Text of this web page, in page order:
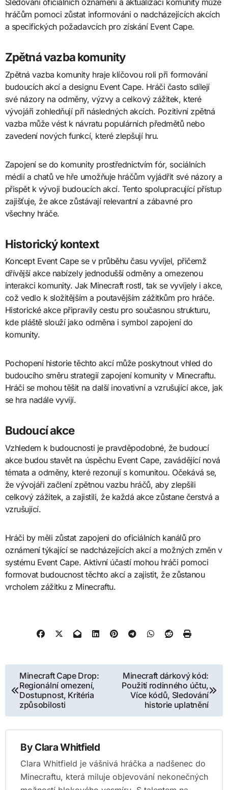
Sledování oficiálních oznámení a aktualizací komunity může
hráčům pomoci zůstat informováni o nadcházejících akcích
a specifických požadavcích pro získání Event Cape.
Zpětná vazba komunity
Zpětná vazba komunity hraje klíčovou roli při formování
budoucích akcí a designu Event Cape. Hráči často sdílejí
své názory na odměny, výzvy a celkový zážitek, které
vývojáři zohledňují při následných akcích. Pozitivní zpětná
vazba může vést k návratu populárních předmětů nebo
zavedení nových funkcí, které zlepšují hru.
Zapojení se do komunity prostřednictvím fór, sociálních
médií a chatů ve hře umožňuje hráčům vyjádřit své názory a
přispět k vývoji budoucích akcí. Tento spolupracující přístup
zajišťuje, že akce zůstávají relevantní a zábavné pro
všechny hráče.
Historický kontext
Koncept Event Cape se v průběhu času vyvíjel, přičemž
dřívější akce nabízely jednodušší odměny a omezenou
interakci komunity. Jak Minecraft rostl, tak se vyvíjely i akce,
což vedlo k složitějším a poutavějším zážitkům pro hráče.
Historické akce připravily cestu pro současnou strukturu,
kde pláště slouží jako odměna i symbol zapojení do
komunity.
Pochopení historie těchto akcí může poskytnout vhled do
budoucího směru strategií zapojení komunity v Minecraftu.
Hráči se mohou těšit na další inovativní a vzrušující akce, jak
se hra nadále vyvíjí.
Budoucí akce
Vzhledem k budoucnosti je pravděpodobné, že budoucí
akce budou stavět na úspěchu Event Cape, zavádějící nová
témata a odměny, které rezonují s komunitou. Očekává se,
že vývojáři začlení zpětnou vazbu hráčů, aby zlepšili
celkový zážitek, a zajistili, že každá akce zůstane čerstvá a
vzrušující.
Hráči by měli zůstat zapojeni do oficiálních kanálů pro
oznámení týkající se nadcházejících akcí a možných změn v
systému Event Cape. Aktivní účastí mohou hráči pomoci
formovat budoucnost těchto akcí a zajistit, že zůstanou
vrcholem zážitku z Minecraftu.
Post
navigation
Minecraft Cape Drop:
Regionální omezení,
Dostupnost, Kritéria
způsobilosti
Minecraft dárkový kód:
Použití rodinného účtu,
Více kódů, Sledování
historie uplatnění
By Clara Whitfield
Clara Whitfield je vášnivá hráčka a nadšenec do
Minecraftu, která miluje objevování nekonečných